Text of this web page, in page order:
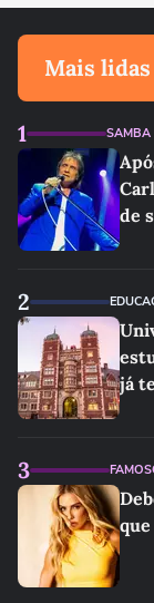
Mais lidas
1 SAMBA
de
2
já
3